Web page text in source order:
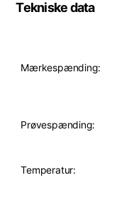
Tekniske data
Mærkespænding:
Prøvespænding:
Temperatur: